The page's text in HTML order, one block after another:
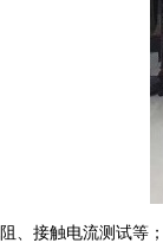
接触电流测试等；